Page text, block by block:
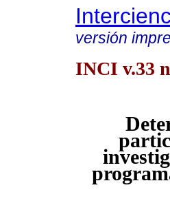
versión
INCI v.33